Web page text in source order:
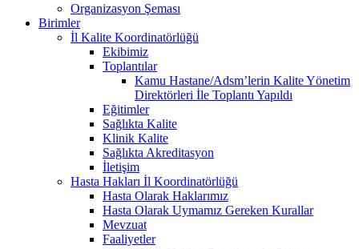
Organizasyon Şeması
Birimler
İl Kalite Koordinatörlüğü
Ekibimiz
Toplantılar
Kamu Hastane/Adsm’lerin Kalite Yönetim
Direktörleri İle Toplantı Yapıldı
Eğitimler
Sağlıkta Kalite
Klinik Kalite
Sağlıkta Akreditasyon
İletişim
Hasta Hakları İl Koordinatörlüğü
Hasta Olarak Haklarımız
Hasta Olarak Uymamız Gereken Kurallar
Mevzuat
Faaliyetler